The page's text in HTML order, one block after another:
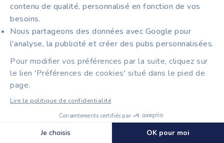
contenu de qualité, personnalisé en fonction de vos
besoins.
Nous partageons des données avec Google pour
l'analyse, la publicité et créer des pubs personnalisées.
Pour modifier vos préférences par la suite, cliquez sur
le lien 'Préférences de cookies' situé dans le pied de
page.
Lire la politique de confidentialité
Consentements certifiés par
Je choisis OK pour moi
🍪 Cookies
Partenaire exclusif de la CCI Ile-de-France pour la
facturation électronique.
Plateforme Agréée de facturation électronique certifiée
UNE VRAIE ÉQUIPE SUPPORT POUR VOUS
RÉPONDRE
MAÎTRISER TIIME EN 15 MIN GRÂCE À NOS